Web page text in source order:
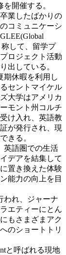
開催する。
業したばかりの
コミュニケーシ
称して、留学プ
ロジェクト活動
出している。
休暇を利用し
セントマイケル
大学はアメリカ
モント州コルチ
け入れ、英語教
が発行され、現
きる。
英語圏での生活
デアを結集して
置き換えた体験
能力の向上を目
われ、ジャーナ
エティーにとん
もさまざまアク
のショートトリ
と呼ばれる現地